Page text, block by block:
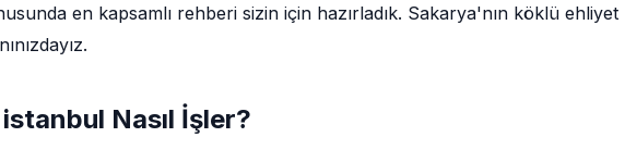
en kapsamlı rehberi sizin için hazırladık. Sakarya'nın köklü ehliyet
Nasıl İşler?